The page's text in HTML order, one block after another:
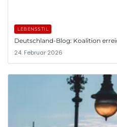
LEBENSSTIL
Deutschland-Blog: Koalition
24. Februar 2026